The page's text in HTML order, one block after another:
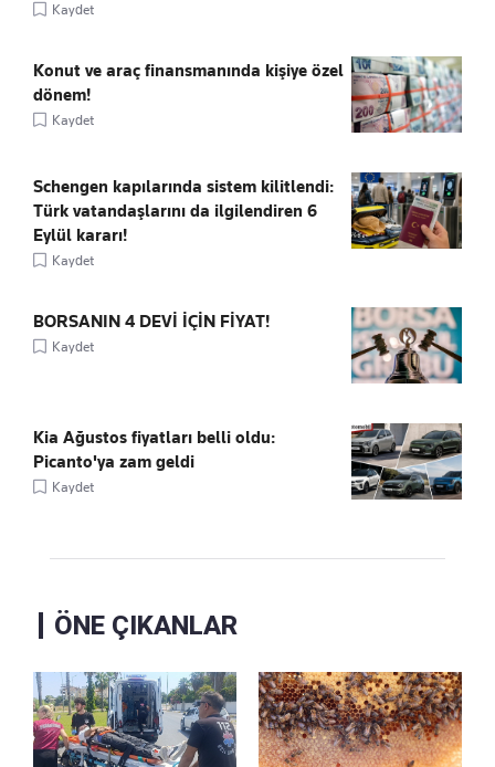
Kaydet
Konut ve araç finansmanında kişiye özel
dönem!
Kaydet
Schengen kapılarında sistem kilitlendi:
Türk vatandaşlarını da ilgilendiren 6
Eylül kararı!
Kaydet
BORSANIN 4 DEVİ İÇİN FİYAT!
Kaydet
Kia Ağustos fiyatları belli oldu:
Picanto'ya zam geldi
Kaydet
ÖNE ÇIKANLAR